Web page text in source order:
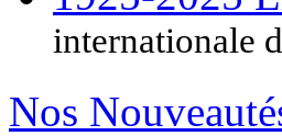
internationale
Nos